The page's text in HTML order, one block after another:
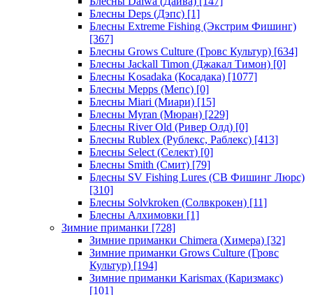
Блесны Deps (Дэпс) [1]
Блесны Extreme Fishing (Экстрим Фишинг)
[367]
Блесны Grows Culture (Гровс Культур) [634]
Блесны Jackall Timon (Джакал Тимон) [0]
Блесны Kosadaka (Косадака) [1077]
Блесны Mepps (Мепс) [0]
Блесны Miari (Миари) [15]
Блесны Myran (Мюран) [229]
Блесны River Old (Ривер Олд) [0]
Блесны Rublex (Рублекс, Раблекс) [413]
Блесны Select (Селект) [0]
Блесны Smith (Смит) [79]
Блесны SV Fishing Lures (СВ Фишинг Люрс)
[310]
Блесны Solvkroken (Солвкрокен) [11]
Блесны Алхимовки [1]
Зимние приманки [728]
Зимние приманки Chimera (Химера) [32]
Зимние приманки Grows Culture (Гровс
Культур) [194]
Зимние приманки Karismax (Каризмакс)
[101]